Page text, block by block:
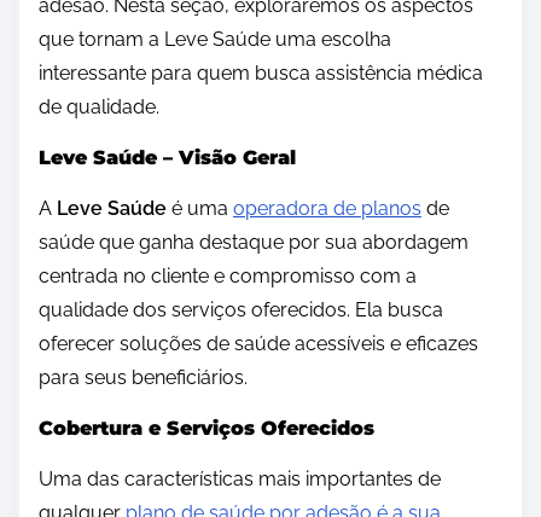
adesão. Nesta seção, exploraremos os aspectos
que tornam a Leve Saúde uma escolha
interessante para quem busca assistência médica
de qualidade.
Leve Saúde – Visão Geral
A Leve Saúde é uma operadora de planos de
saúde que ganha destaque por sua abordagem
centrada no cliente e compromisso com a
qualidade dos serviços oferecidos. Ela busca
oferecer soluções de saúde acessíveis e eficazes
para seus beneficiários.
Cobertura e Serviços Oferecidos
Uma das características mais importantes de